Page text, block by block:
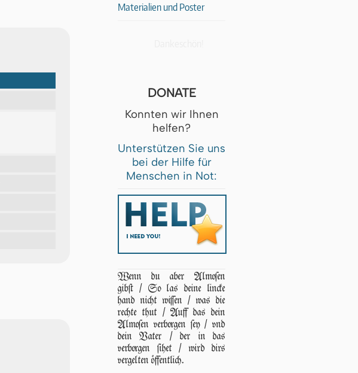
Materialien und Poster
DONATE
Konnten wir Ihnen
helfen?
Unterstützen Sie uns
bei der Hilfe für
Menschen in Not:
Wenn du aber Almoſen
gibſt / So las deine lincke
hand nicht wiſſen / was die
rechte thut / Auff das dein
Almoſen verborgen ſey / vnd
dein Vater / der in das
verborgen ſihet / wird dirs
vergelten öffentlich.